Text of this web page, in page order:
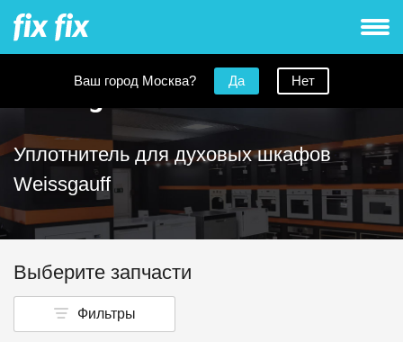
Ваш город Москва? Да Нет
Уплотнитель для духовых шкафов
Weissgauff
Выберите запчасти
Фильтры